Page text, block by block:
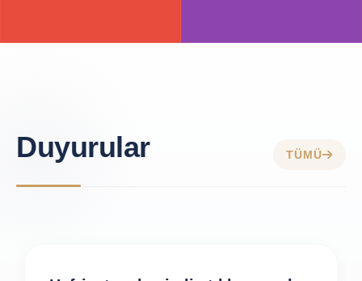
Duyurular TÜMÜ